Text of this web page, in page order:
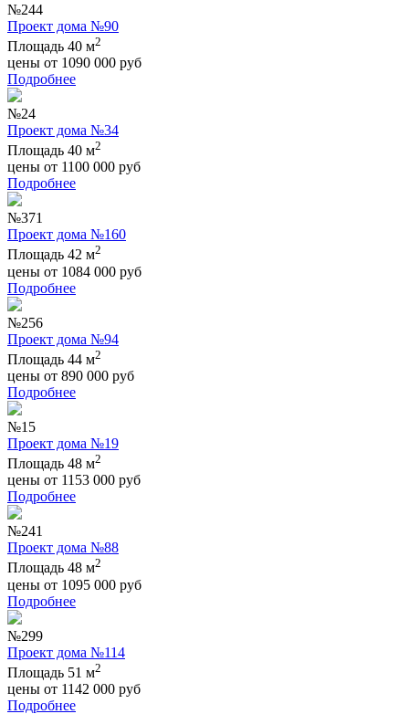
№244
Проект дома №90
Площадь 40 м2
цены от 1090 000 руб
Подробнее
№24
Проект дома №34
Площадь 40 м2
цены от 1100 000 руб
Подробнее
№371
Проект дома №160
Площадь 42 м2
цены от 1084 000 руб
Подробнее
№256
Проект дома №94
Площадь 44 м2
цены от 890 000 руб
Подробнее
№15
Проект дома №19
Площадь 48 м2
цены от 1153 000 руб
Подробнее
№241
Проект дома №88
Площадь 48 м2
цены от 1095 000 руб
Подробнее
№299
Проект дома №114
Площадь 51 м2
цены от 1142 000 руб
Подробнее